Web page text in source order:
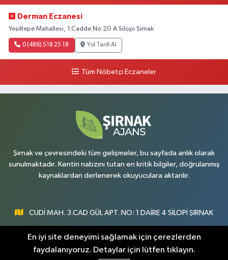
Derman Eczanesi
Yeşiltepe Mahallesi, 1.Cadde No:20 A Silopi Şırnak
0 (486) 518 25 18 Yol Tarifi Al
Tüm Nöbetçi Eczaneler
Şırnak ve çevresindeki tüm gelişmeler, bu sayfada anlık olarak
sunulmaktadır. Kentin nabzını tutan en kritik bilgiler, doğrulanmış
kaynaklardan derlenerek okuyuculara aktarılır.
CUDİ MAH. 3.CAD GÜL APT. NO: 1 DAİRE 4 SİLOPİ ŞIRNAK
0547 300 73 73
[email protected]
En iyi site deneyimi sağlamak için çerezlerden
faydalanıyoruz. Detaylar için lütfen tıklayın.